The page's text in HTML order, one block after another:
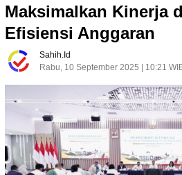
Maksimalkan Kinerja
Efisiensi Anggaran
Sahih.id
Rabu, 10 September 2025 | 10:21